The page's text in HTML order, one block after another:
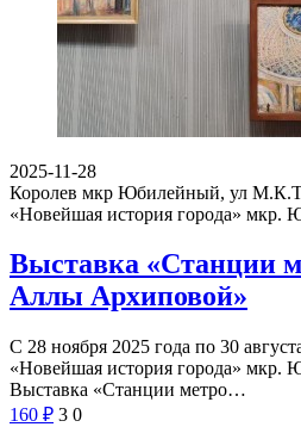
2025-11-28
Королев мкр Юбилейный, ул
«Новейшая история города» мкр.
Выставка «Станции
Аллы Архиповой»
С 28 ноября 2025 года по 30
«Новейшая история города» мкр.
Выставка «Станции метро…
160 ₽ 3 0